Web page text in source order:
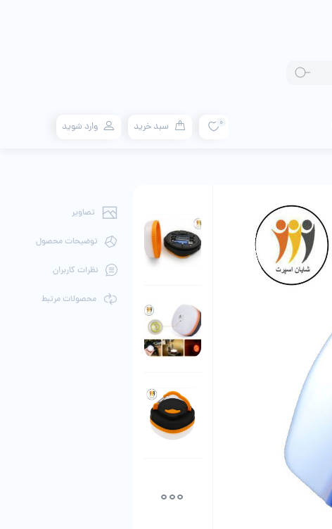
0 سبد خرید وارد شوید
تصاویر
توضیحات محصول
نظرات کاربران
محصولات مرتبط